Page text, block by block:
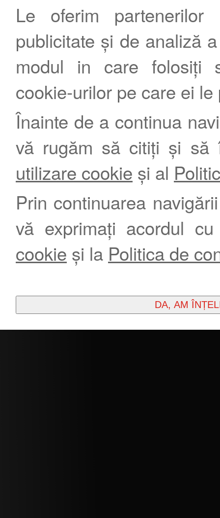
Le oferim
publicitate și de analiză
modul in care folosiți
cookie-urilor pe care ei le
Înainte de a continua
vă rugăm să citiți și să
utilizare cookie și al
Prin continuarea
vă exprimați acordul
cookie și la Politica de